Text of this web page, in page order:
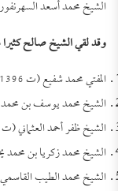
الشيخ محمد أسعد السهرنفوري (ت
وقد لقي الشيخ صالح كثيرا
المفتي محمد شفيع (ت 1396ه).
الشيخ محمد يوسف بن محمد
الشيخ ظفر أحمد العثماني (ت 1394ه).
الشيخ محمد زكريا بن محمد
الشيخ محمد الطيب القاسمي (ت 1404ه) مدير دار العلوم